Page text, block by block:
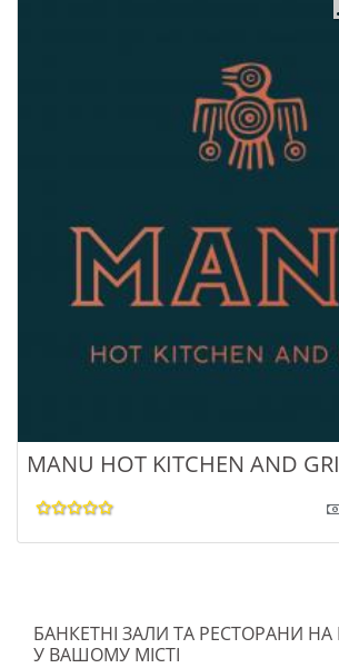
MANU HOT KITCHEN AND
БАНКЕТНІ ЗАЛИ ТА РЕСТОРАНИ НА
У ВАШОМУ МІСТІ